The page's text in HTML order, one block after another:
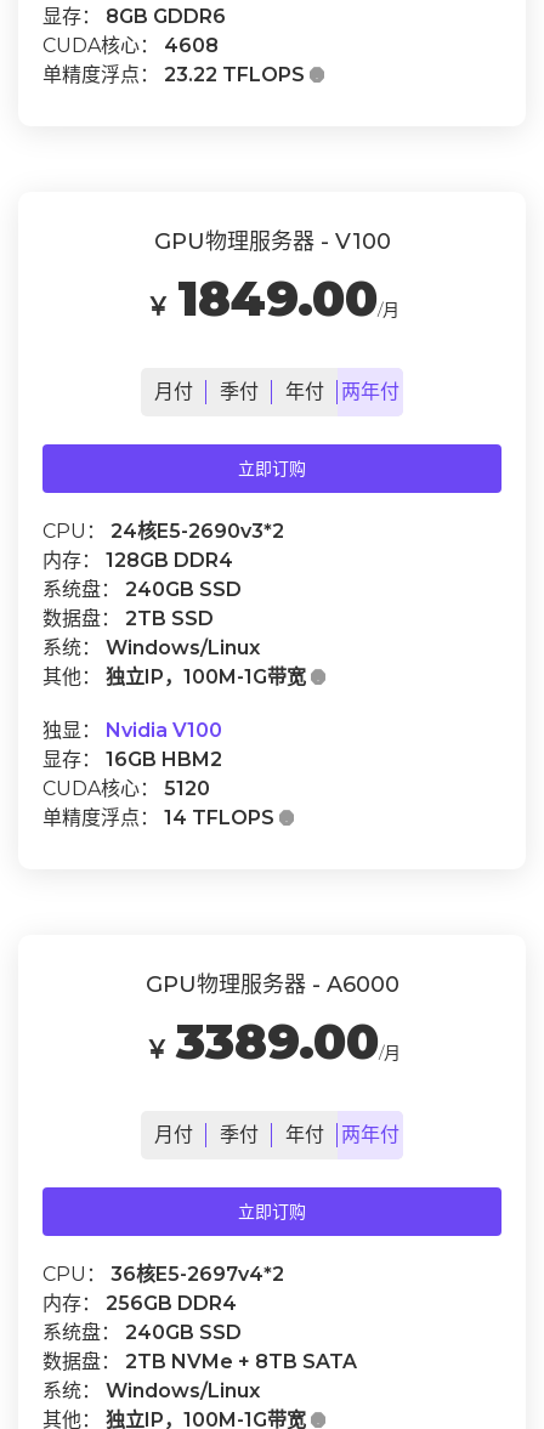
显存： 8GB GDDR6
CUDA核心： 4608
单精度浮点： 23.22 TFLOPS 
GPU物理服务器 - V100
￥ 1849.00/月
月 付 季付 年付 两年付
立即订购
CPU： 24核E5-2690v3*2
内存： 128GB DDR4
系统盘： 240GB SSD
数据盘： 2TB SSD
系统： Windows/Linux
其他： 独立IP，100M-1G带宽 
独显： Nvidia V100
显存： 16GB HBM2
CUDA核心： 5120
单精度浮点： 14 TFLOPS 
GPU物理服务器 - A6000
￥3389.00/月
月 付 季付 年付 两年付
立即订购
CPU： 36核E5-2697v4*2
内存： 256GB DDR4
系统盘： 240GB SSD
数据盘： 2TB NVMe + 8TB SATA
系统： Windows/Linux
其他： 独立IP，100M-1G带宽 